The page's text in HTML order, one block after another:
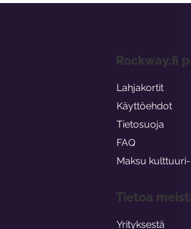
Rockway.fi
Lahjakortit
Käyttöehdot
Tietosuoja
FAQ
Maksu
Tietoa
Yrityksestä